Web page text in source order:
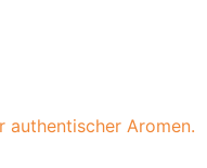
authentischer Aromen.